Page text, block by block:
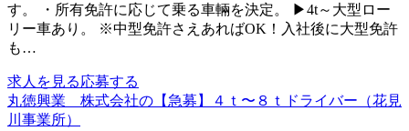
す。 ・所有免許に応じて乗る車輛を決定。 ▶4t～大型ロー
リー車あり。 ※中型免許さえあればOK！入社後に大型免許
も…
求人を見る応募する
丸徳興業 株式会社の【急募】４ｔ〜８ｔドライバー（花見
川事業所）